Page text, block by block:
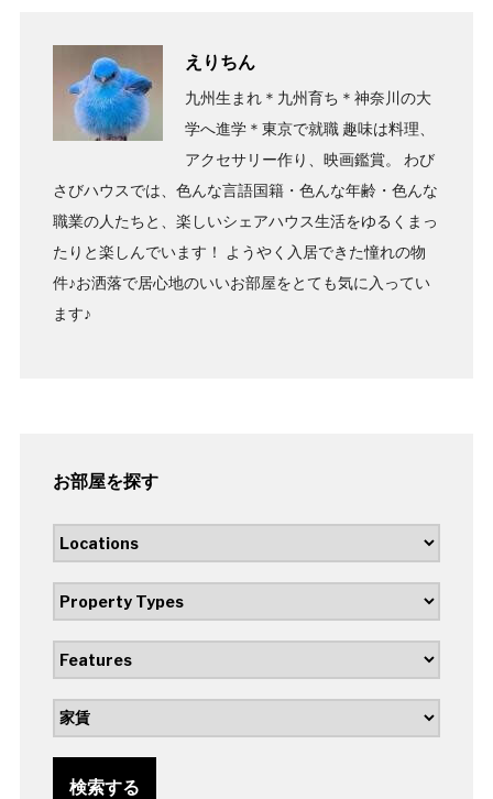
えりちん
九州生まれ＊九州育ち＊神奈川の大
学へ進学＊東京で就職 趣味は料理、
アクセサリー作り、映画鑑賞。 わび
さびハウスでは、色んな言語国籍・色んな年齢・色んな
職業の人たちと、楽しいシェアハウス生活をゆるくまっ
たりと楽しんでいます！ ようやく入居できた憧れの物
件♪お洒落で居心地のいいお部屋をとても気に入ってい
ます♪
お部屋を探す
検索する